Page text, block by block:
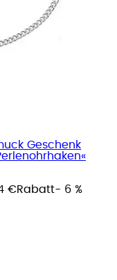
Geschenk
€Rabatt- 6 %